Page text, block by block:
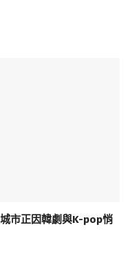
市正因韓劇與K-pop悄